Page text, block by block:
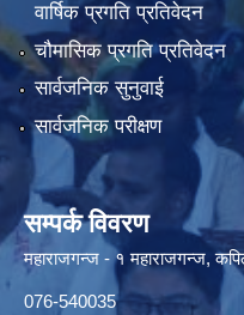
वार्षिक प्रगति प्रतिवेदन
चौमासिक प्रगति प्रतिवेदन
सार्वजनिक सुनुवाई
सार्वजनिक परीक्षण
सम्पर्क विवरण
महाराजगन्ज - १ महाराजगन्ज,
076-540035